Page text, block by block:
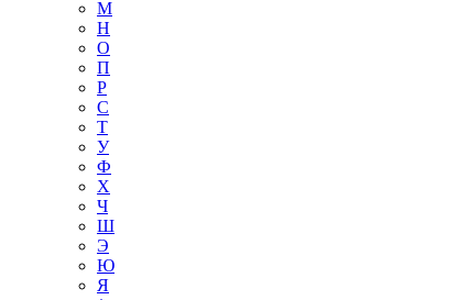
М
Н
О
П
Р
С
Т
У
Ф
Х
Ч
Ш
Э
Ю
Я